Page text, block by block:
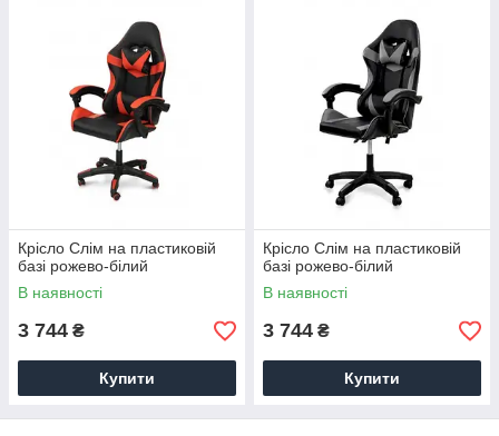
Крісло Слім на пластиковій
базі рожево-білий
В наявності
3 744 ₴
Купити
Крісло Слім на пластиковій
базі рожево-білий
В наявності
3 744 ₴
Купити